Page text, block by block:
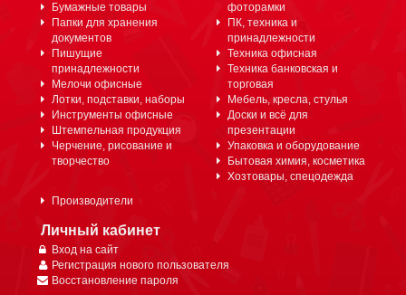
Бумажные товары
Папки для хранения
документов
Пишущие
принадлежности
Мелочи офисные
Лотки, подставки, наборы
Инструменты офисные
Штемпельная продукция
Черчение, рисование и
творчество
фоторамки
ПК, техника и
принадлежности
Техника офисная
Техника банковская и
торговая
Мебель, кресла, стулья
Доски и всё для
презентации
Упаковка и оборудование
Бытовая химия, косметика
Хозтовары, спецодежда
Производители
Личный кабинет
Вход на сайт
Регистрация нового пользователя
Восстановление пароля